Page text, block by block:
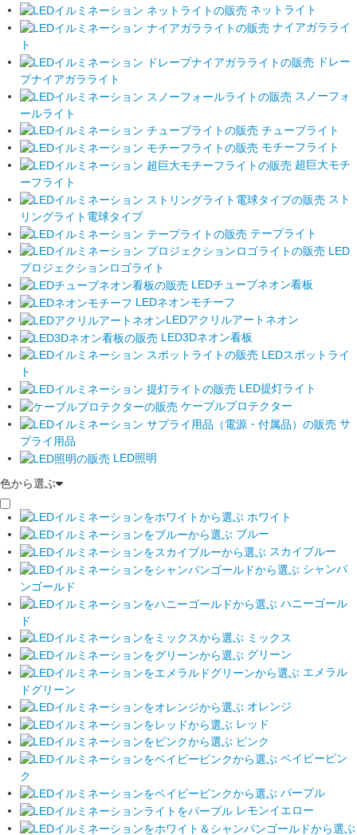
ネットライト
ナイアガラライ
ト
ドレー
プナイアガラライト
スノーフォ
ールライト
チューブライト
モチーフライト
超巨大モチ
ーフライト
スト
リングライト電球タイプ
テープライト
LED
プロジェクションロゴライト
LEDチューブネオン看板
LEDネオンモチーフ
LEDアクリルアートネオン
LED3Dネオン看板
LEDスポットライ
ト
LED提灯ライト
ケーブルプロテクター
サ
プライ用品
LED照明
色から選ぶ
ホワイト
ブルー
スカイブルー
シャンパ
ンゴールド
ハニーゴール
ド
ミックス
グリーン
エメラル
ドグリーン
オレンジ
レッド
ピンク
ベイビーピン
ク
パープル
レモンイエロー